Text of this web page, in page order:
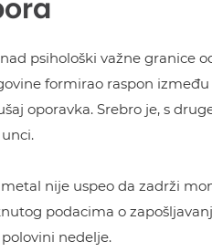
psihološki važne granice
formirao raspon između
oporavka. Srebro je, s
nije uspeo da zadrži
podacima o
nedelje.